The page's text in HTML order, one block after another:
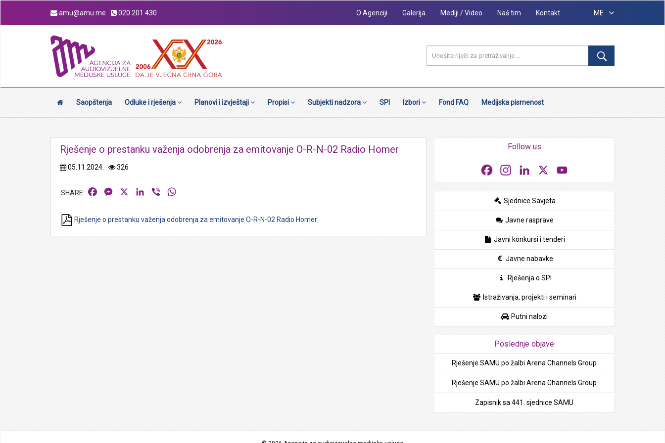
amu@amu.me 020 201 430 O Agenciji Galerija Mediji / Video Naš tim Kontakt ME
Saopštenja Odluke i rješenja Planovi i izvještaji Propisi Subjekti nadzora SPI Izbori Fond FAQ Medijska pismenost
Rješenje o prestanku važenja odobrenja za emitovanje O-R-N-02 Radio Homer
05.11.2024. 326
FacebookMessengerLinkedIn
Viber
Rješenje o prestanku važenja odobrenja za emitovanje O-R-N-02 Radio Homer
Follow us
FacebookInstagramLinkedIn
Sjednice Savjeta
Javne rasprave
Javni konkursi i tenderi
Javne nabavke
Rješenja o SPI
Istraživanja, projekti i seminari
Putni nalozi
Poslednje objave
Rješenje SAMU po žalbi Arena Channels Group
Rješenje SAMU po žalbi Arena Channels Group
Zapisnik sa 441. sjednice SAMU